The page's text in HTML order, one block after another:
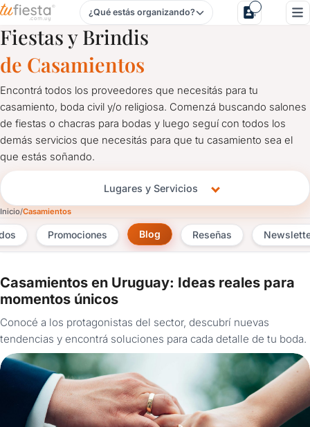
Salones y Servicios para Casamientos
¿Qué estás organizando?
Fiestas y Brindis
de Casamientos
Encontrá todos los proveedores que necesitás para tu
casamiento, boda civil y/o religiosa. Comenzá buscando salones
de fiestas o chacras para bodas y luego seguí con todos los
demás servicios que necesitás para que tu casamiento sea el
que estás soñando.
Lugares y Servicios
Inicio Casamientos
Promociones Blog Reseñas
Casamientos en Uruguay: Ideas reales para
momentos únicos
Conocé a los protagonistas del sector, descubrí nuevas
tendencias y encontrá soluciones para cada detalle de tu boda.